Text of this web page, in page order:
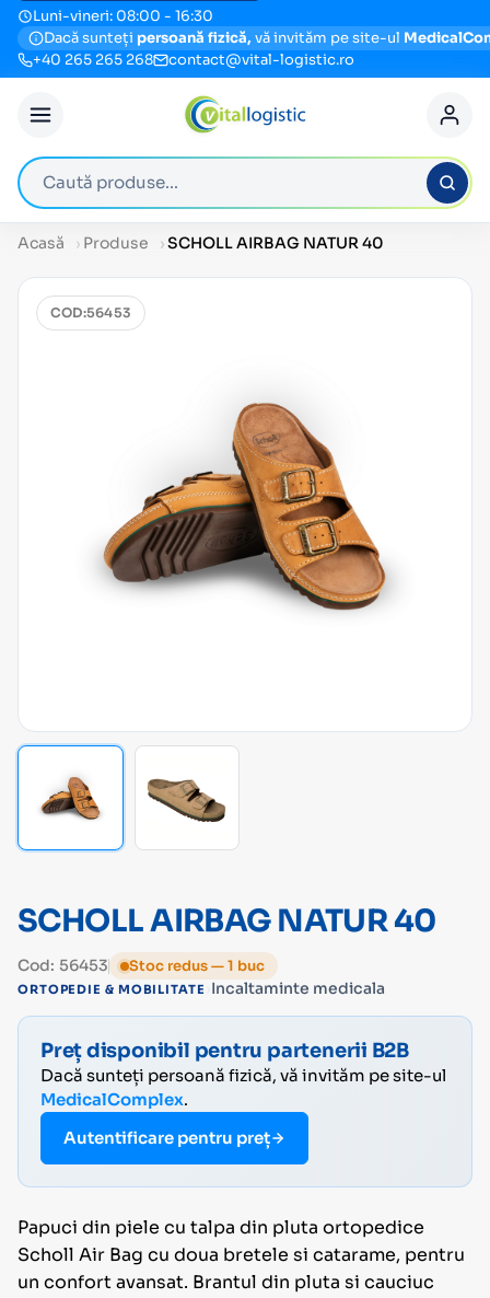
Luni-vineri: 08:00 - 16:30
Dacă sunteți persoană fizică, vă invităm pe site-ul
+40 265 265 268
contact@vital-logistic.ro
Caută produse
Acasă Produse SCHOLL AIRBAG NATUR 40
COD:56453
SCHOLL AIRBAG NATUR 40
Cod: 56453 Stoc redus — 1 buc
ORTOPEDIE & MOBILITATE Incaltaminte medicala
Preț disponibil pentru partenerii B2B
Dacă sunteți persoană fizică, vă invităm pe site-ul
MedicalComplex.
Autentificare pentru preț
Papuci din piele cu talpa din pluta ortopedice
Scholl Air Bag cu doua bretele si catarame, pentru
un confort avansat. Brantul din pluta si cauciuc